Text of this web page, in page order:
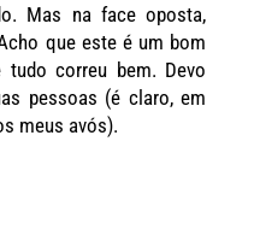
Mas na face oposta,
que este é um bom
correu bem. Devo
pessoas (é claro, em
meus avós).